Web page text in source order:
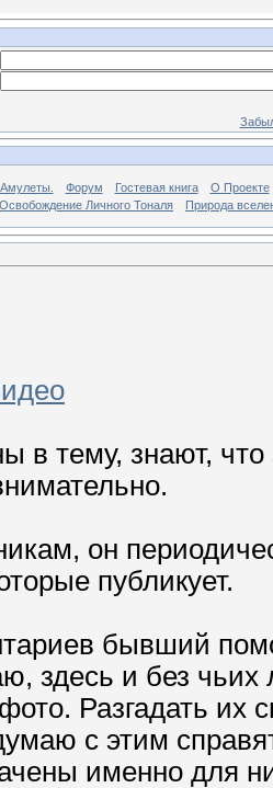
Форум Гостевая книга
О Проекте
Освобождение Личного Тоналя
Природа
в тему, знают,
он
публикует.
бывший
здесь и без чьих
Разгадать
с этим
именно для